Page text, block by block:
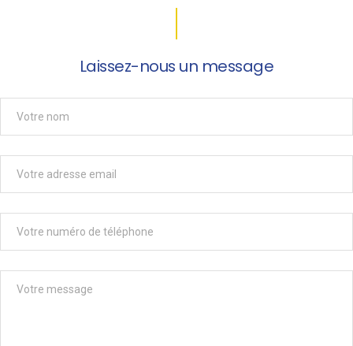
Laissez-nous un message